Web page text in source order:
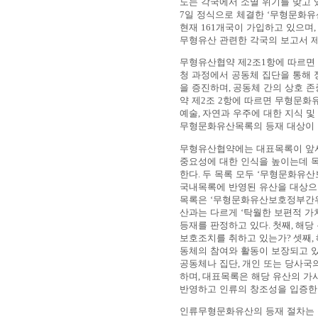
7일 정식으로 체결한 ‘무형문화
현재 161 개국이 가입하고 있으며
무형유산 관련한 각국의 보고서
무형유산협약 제2조1항에 따르
청 과정에서 공동체 집단을 통해
을 증진하며 , 공동체 간의 상호
약 제2조 2항에 따르면 무형문화
예술, 자연과 우주에 대한 지식 및
무형문화유산목록의 등재 대상이
무형유산협약에는 대표목록이
중요성에 대한 인식을 높이는데
한다 두 목록 모두 ‘무형문화유
국내목록에 반영된 유산을 대상
목록은 ‘무형문화유산보호정부간
산과는 다르게 ‘탁월한 보편적 가
등재를 판정하고 있다 첫째 해당
보호조치를 취하고 있는가? 셋째
동체의 참여와 활동이 보장되고
공동체나 집단 개인 또는 당사국
하며 대표목록은 해당 유산의 가
반영하고 인류의 창조성을 입증
인류무형문화유산의 등재 절차